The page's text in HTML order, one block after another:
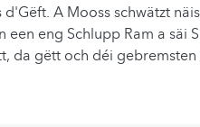
A Mooss schwätzt
een eng Schlupp Ram a säi
da gëtt och déi